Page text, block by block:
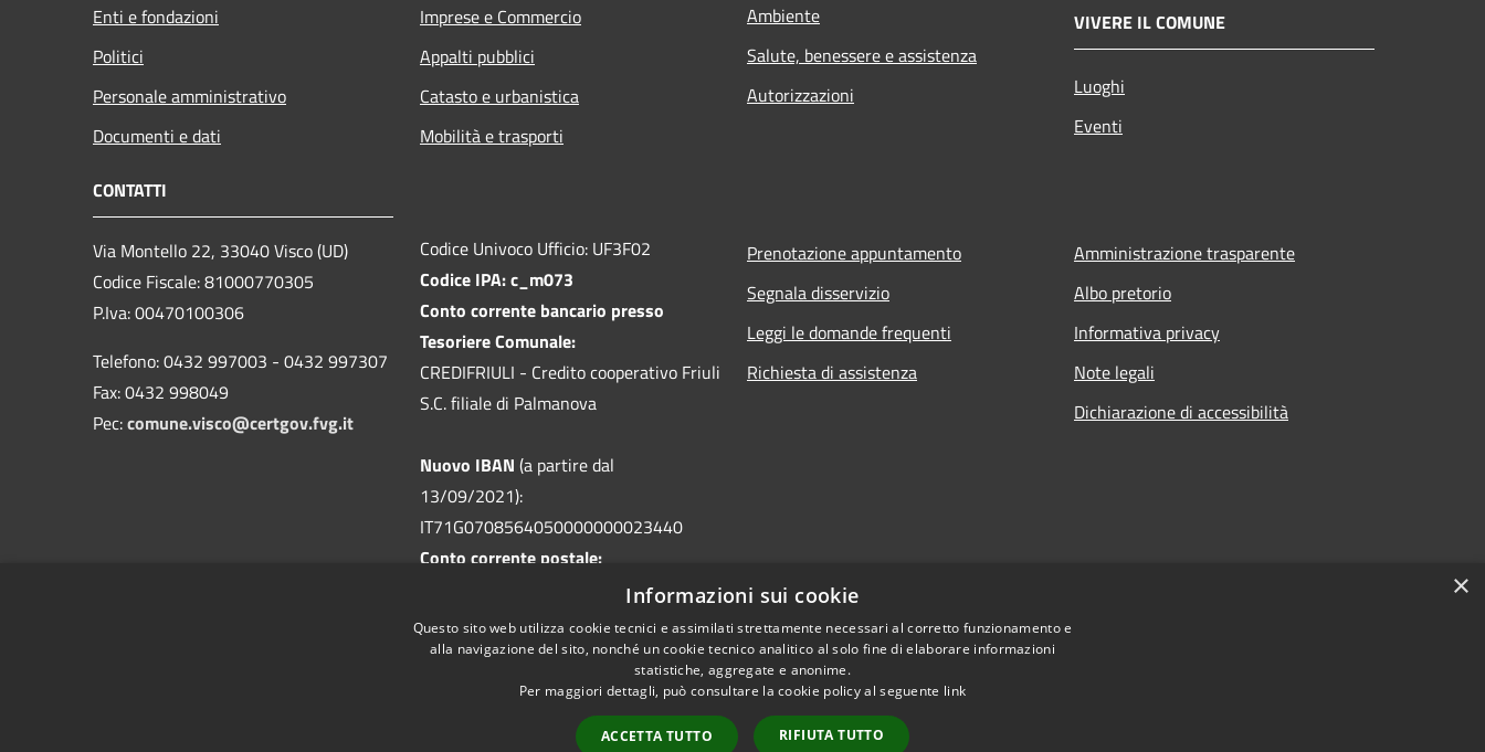
Enti e fondazioni
Politici
Personale amministrativo
Documenti e dati
Imprese e Commercio
Appalti pubblici
Catasto e urbanistica
Mobilità e trasporti
Ambiente
Salute, benessere e assistenza
Autorizzazioni
VIVERE IL COMUNE
Luoghi
Eventi
CONTATTI
Via Montello 22, 33040 Visco (UD)
Codice Fiscale: 81000770305
P.Iva: 00470100306
Telefono: 0432 997003 - 0432 997307
Fax: 0432 998049
Pec:comune.visco@certgov.fvg.it
Codice Univoco Ufficio: UF3F02
Codice IPA: c_m073
Conto corrente bancario presso
Tesoriere Comunale:
CREDIFRIULI - Credito cooperativo Friuli
S.C. filiale di Palmanova
Nuovo IBAN (a partire dal
13/09/2021):
IT71G0708564050000000023440
Conto corrente postale:
Comune di Visco - Servizio Tesoreria
Prenotazione appuntamento
Segnala disservizio
Leggi le domande frequenti
Richiesta di assistenza
Amministrazione trasparente
Albo pretorio
Informativa privacy
Note legali
Dichiarazione di accessibilità
×
Informazioni sui cookie
Questo sito web utilizza cookie tecnici e assimilati strettamente necessari al corretto funzionamento e
alla navigazione del sito, nonché un cookie tecnico analitico al solo fine di elaborare informazioni
statistiche, aggregate e anonime.
Per maggiori dettagli, può consultare la cookie policy al seguente link
ACCETTA TUTTO RIFIUTA TUTTO